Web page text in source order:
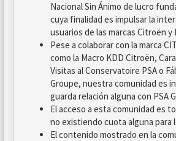
Nacional Sin Ánimo de lucro
cuya finalidad es impulsar la
usuarios de las marcas Citroën y
Pese a colaborar con la marca
como la Macro KDD Citroën,
Visitas al Conservatoire PSA o
Groupe, nuestra comunidad es
guarda relación alguna con PSA
El acceso a esta comunidad es
no existiendo cuota alguna para
El contenido mostrado en la